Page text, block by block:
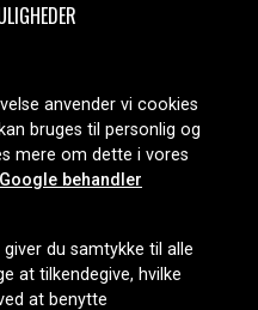
anvender vi cookies
bruges til personlig og
mere om dette i vores
Google behandler
du samtykke til alle
at tilkendegive, hvilke
at benytte